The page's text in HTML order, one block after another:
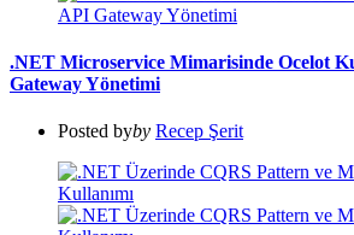
.NET Microservice Mimarisinde Ocelot
Gateway Yönetimi
Posted byby Recep Şerit